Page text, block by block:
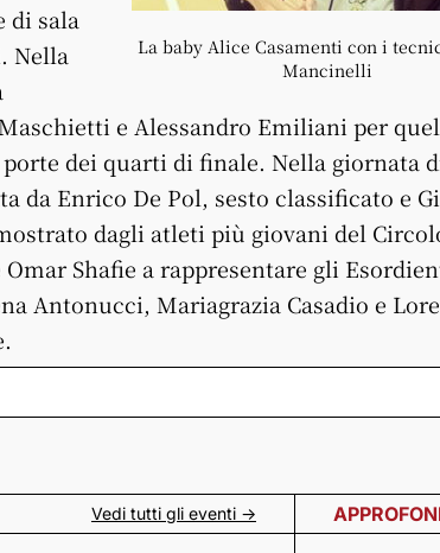
La baby Alice Casamenti con i
Mancinelli
di sala
Nella
e Alessandro Emiliani per
dei quarti di finale. Nella giornata
da Enrico De Pol, sesto classificato e
dagli atleti più giovani del
Shafie a rappresentare gli
Antonucci, Mariagrazia Casadio e
Vedi tutti gli eventi ->